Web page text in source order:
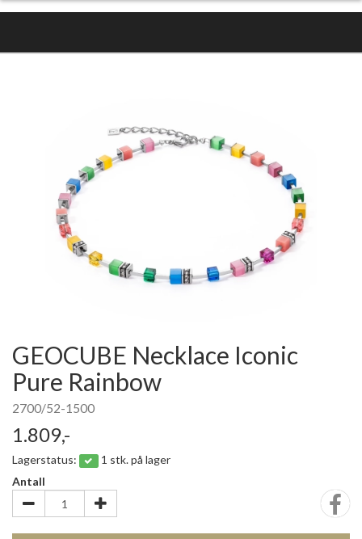
GEOCUBE Necklace Iconic
Pure Rainbow
2700/52-1500
1.809,-
Lagerstatus:
1 stk. på lager
Antall